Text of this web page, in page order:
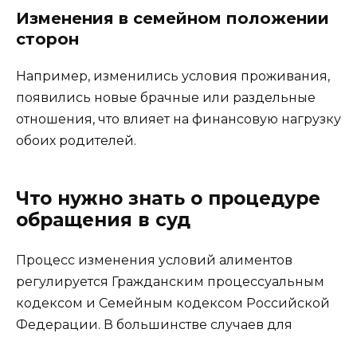
Изменения в семейном положении
сторон
Например, изменились условия проживания,
появились новые брачные или раздельные
отношения, что влияет на финансовую нагрузку
обоих родителей.
Что нужно знать о процедуре
обращения в суд
Процесс изменения условий алиментов
регулируется Гражданским процессуальным
кодексом и Семейным кодексом Российской
Федерации. В большинстве случаев для